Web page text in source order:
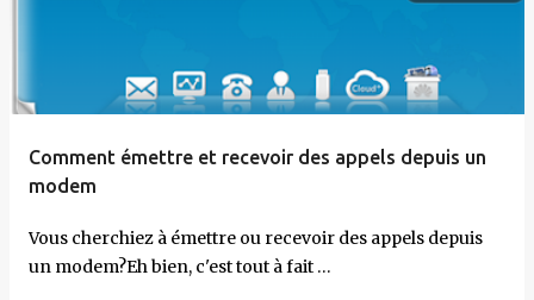
Comment émettre et recevoir des appels depuis un
modem
Vous cherchiez à émettre ou recevoir des appels depuis
un modem?Eh bien, c'est tout à fait …